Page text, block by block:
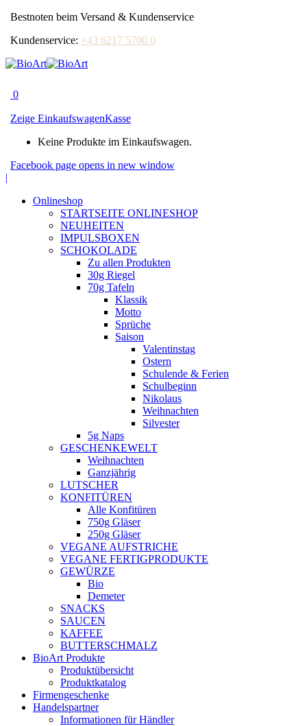
Bestnoten beim Versand & Kundenservice
Kundenservice: +43 6217 5700 0
0
Zeige EinkaufswagenKasse
Keine Produkte im Einkaufswagen.
Facebook page opens in new window
|
Onlineshop
STARTSEITE ONLINESHOP
NEUHEITEN
IMPULSBOXEN
SCHOKOLADE
Zu allen Produkten
30g Riegel
70g Tafeln
Klassik
Motto
Sprüche
Saison
Valentinstag
Ostern
Schulende & Ferien
Schulbeginn
Nikolaus
Weihnachten
Silvester
5g Naps
GESCHENKEWELT
Weihnachten
Ganzjährig
LUTSCHER
KONFITÜREN
Alle Konfitüren
750g Gläser
250g Gläser
VEGANE AUFSTRICHE
VEGANE FERTIGPRODUKTE
GEWÜRZE
Bio
Demeter
SNACKS
SAUCEN
KAFFEE
BUTTERSCHMALZ
BioArt Produkte
Produktübersicht
Produktkatalog
Firmengeschenke
Handelspartner
Informationen für Händler